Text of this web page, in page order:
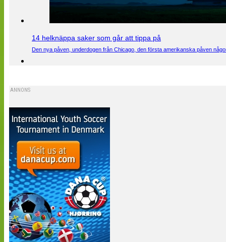
14 helknäppa saker som går att tippa på
Den nya påven, underdogen från Chicago, den första amerikanska påven
ANNONS